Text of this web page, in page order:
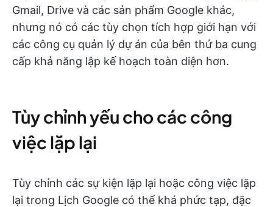
Gmail, Drive và các sản phẩm Google khác,
nhưng nó có các tùy chọn tích hợp giới hạn với
các công cụ quản lý dự án của bên thứ ba cung
cấp khả năng lập kế hoạch toàn diện hơn.
Tùy chỉnh yếu cho các công
việc lặp lại
Tùy chỉnh các sự kiện lặp lại hoặc công việc lặp
lại trong Lịch Google có thể khá phức tạp, đặc